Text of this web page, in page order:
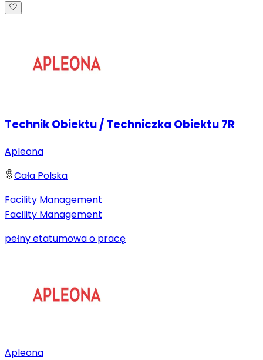
Technik Obiektu / Techniczka Obiektu 7R
Apleona
Cała Polska
Facility Management
Facility Management
pełny etatumowa o pracę
Apleona